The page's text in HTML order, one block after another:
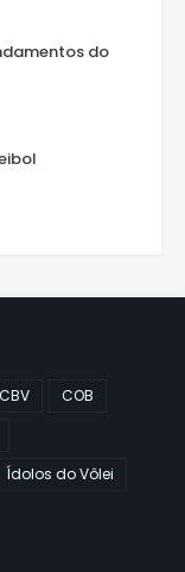
do
CBV
COB
Ídolos do Vôlei